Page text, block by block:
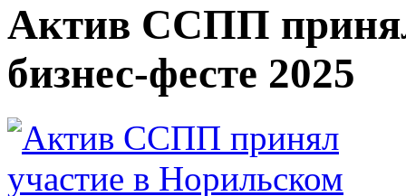
Актив ССПП
бизнес-фесте 2025